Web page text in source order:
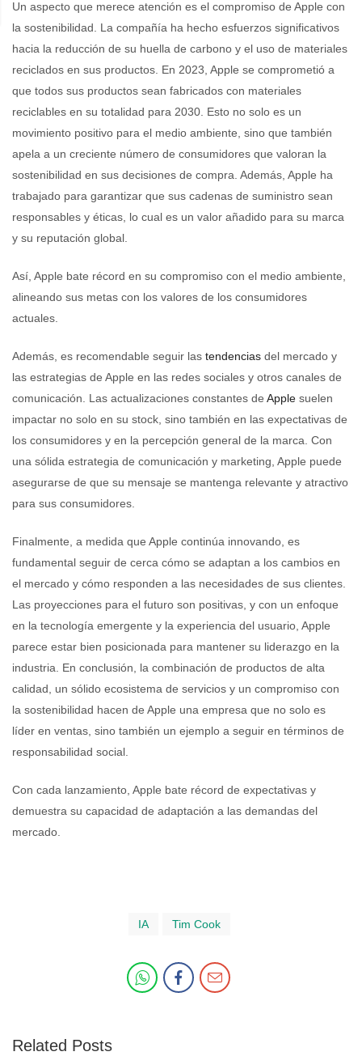
Un aspecto que merece atención es el compromiso de Apple con
la sostenibilidad. La compañía ha hecho esfuerzos significativos
hacia la reducción de su huella de carbono y el uso de materiales
reciclados en sus productos. En 2023, Apple se comprometió a
que todos sus productos sean fabricados con materiales
reciclables en su totalidad para 2030. Esto no solo es un
movimiento positivo para el medio ambiente, sino que también
apela a un creciente número de consumidores que valoran la
sostenibilidad en sus decisiones de compra. Además, Apple ha
trabajado para garantizar que sus cadenas de suministro sean
responsables y éticas, lo cual es un valor añadido para su marca
y su reputación global.
Así, Apple bate récord en su compromiso con el medio ambiente,
alineando sus metas con los valores de los consumidores
actuales.
Además, es recomendable seguir las tendencias del mercado y
las estrategias de Apple en las redes sociales y otros canales de
comunicación. Las actualizaciones constantes de Apple suelen
impactar no solo en su stock, sino también en las expectativas de
los consumidores y en la percepción general de la marca. Con
una sólida estrategia de comunicación y marketing, Apple puede
asegurarse de que su mensaje se mantenga relevante y atractivo
para sus consumidores.
Finalmente, a medida que Apple continúa innovando, es
fundamental seguir de cerca cómo se adaptan a los cambios en
el mercado y cómo responden a las necesidades de sus clientes.
Las proyecciones para el futuro son positivas, y con un enfoque
en la tecnología emergente y la experiencia del usuario, Apple
parece estar bien posicionada para mantener su liderazgo en la
industria. En conclusión, la combinación de productos de alta
calidad, un sólido ecosistema de servicios y un compromiso con
la sostenibilidad hacen de Apple una empresa que no solo es
líder en ventas, sino también un ejemplo a seguir en términos de
responsabilidad social.
Con cada lanzamiento, Apple bate récord de expectativas y
demuestra su capacidad de adaptación a las demandas del
mercado.
IA Tim Cook
Related Posts